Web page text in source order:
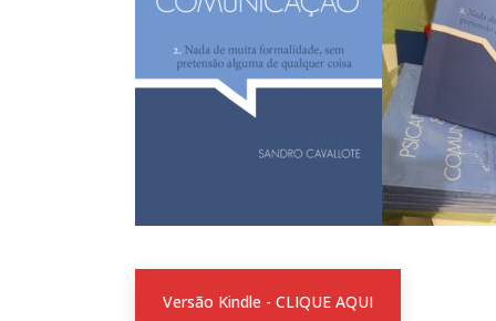
Versão Kindle - CLIQUE AQUI